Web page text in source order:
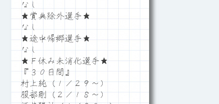
なし
★賞典除外選手★
なし
★途中帰郷選手★
なし
★Ｆ休み未消化選手★
『３０日間』
村上純（１／２９～）
服部剛（２／１８～）